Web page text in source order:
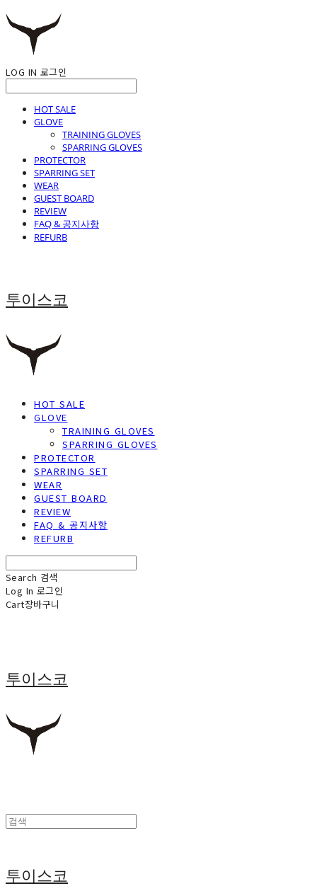
LOG IN 로그인
HOT SALE
GLOVE
TRAINING GLOVES
SPARRING GLOVES
PROTECTOR
SPARRING SET
WEAR
GUEST BOARD
REVIEW
FAQ & 공지사항
REFURB
투이스코
HOT SALE
GLOVE
TRAINING GLOVES
SPARRING GLOVES
PROTECTOR
SPARRING SET
WEAR
GUEST BOARD
REVIEW
FAQ & 공지사항
REFURB
Search 검색
Log In 로그인
Cart장바구니
투이스코
투이스코